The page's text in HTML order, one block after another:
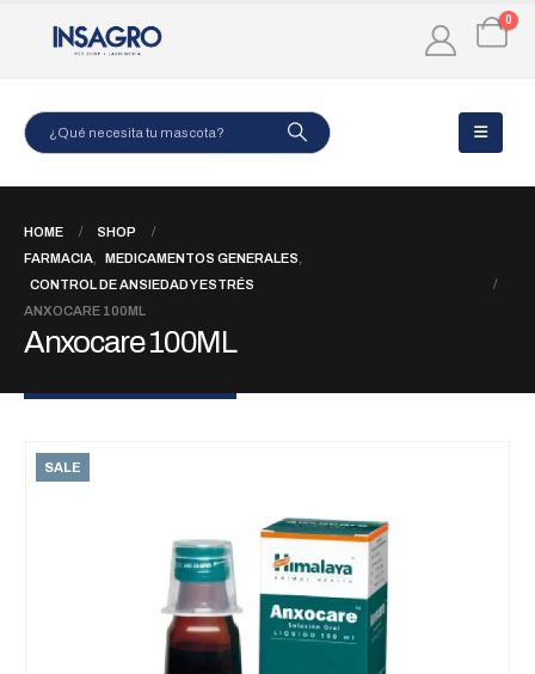
0
HOME
SHOP
FARMACIA
MEDICAMENTOS GENERALES
CONTROL DE ANSIEDAD Y ESTRÉS
ANXOCARE 100ML
Anxocare 100ML
SALE